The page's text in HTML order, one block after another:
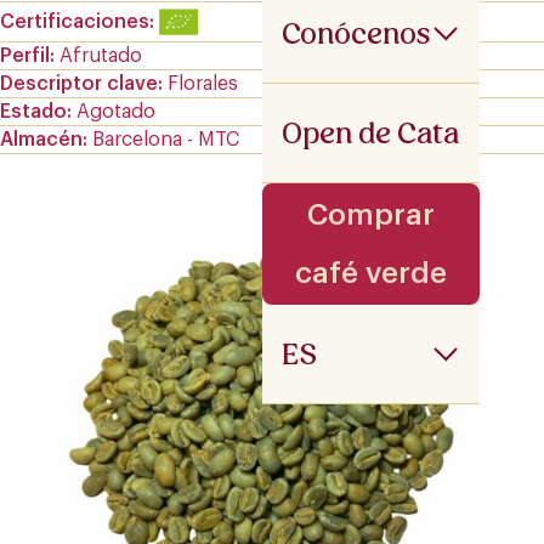
Conócenos
Open de Cata
Comprar
café verde
ES
Certificaciones
Perfil
Afrutado
Descriptor clave
Florales
Estado
Agotado
Almacén
Barcelona - MTC